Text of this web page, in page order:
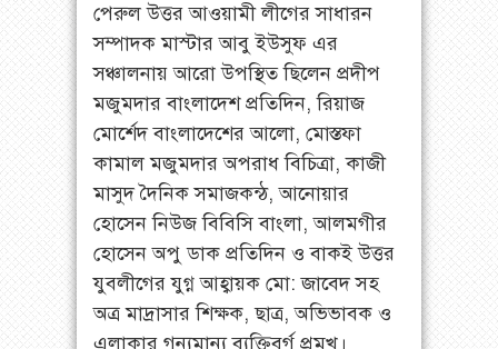
পেরুল উত্তর আওয়ামী লীগের সাধারন
সম্পাদক মাস্টার আবু ইউসুফ এর
সঞ্চালনায় আরো উপস্থিত ছিলেন প্রদীপ
মজুমদার বাংলাদেশ প্রতিদিন, রিয়াজ
মোর্শেদ বাংলাদেশের আলো, মোস্তফা
কামাল মজুমদার অপরাধ বিচিত্রা, কাজী
মাসুদ দৈনিক সমাজকন্ঠ, আনোয়ার
হোসেন নিউজ বিবিসি বাংলা, আলমগীর
হোসেন অপু ডাক প্রতিদিন ও বাকই উত্তর
যুবলীগের যুগ্ন আহ্বায়ক মো: জাবেদ সহ
অত্র মাদ্রাসার শিক্ষক, ছাত্র, অভিভাবক ও
এলাকার গন্যমান্য ব্যক্তিবর্গ প্রমূখ।